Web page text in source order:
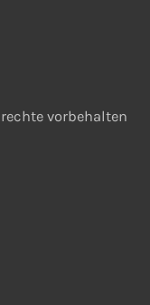
vorbehalten